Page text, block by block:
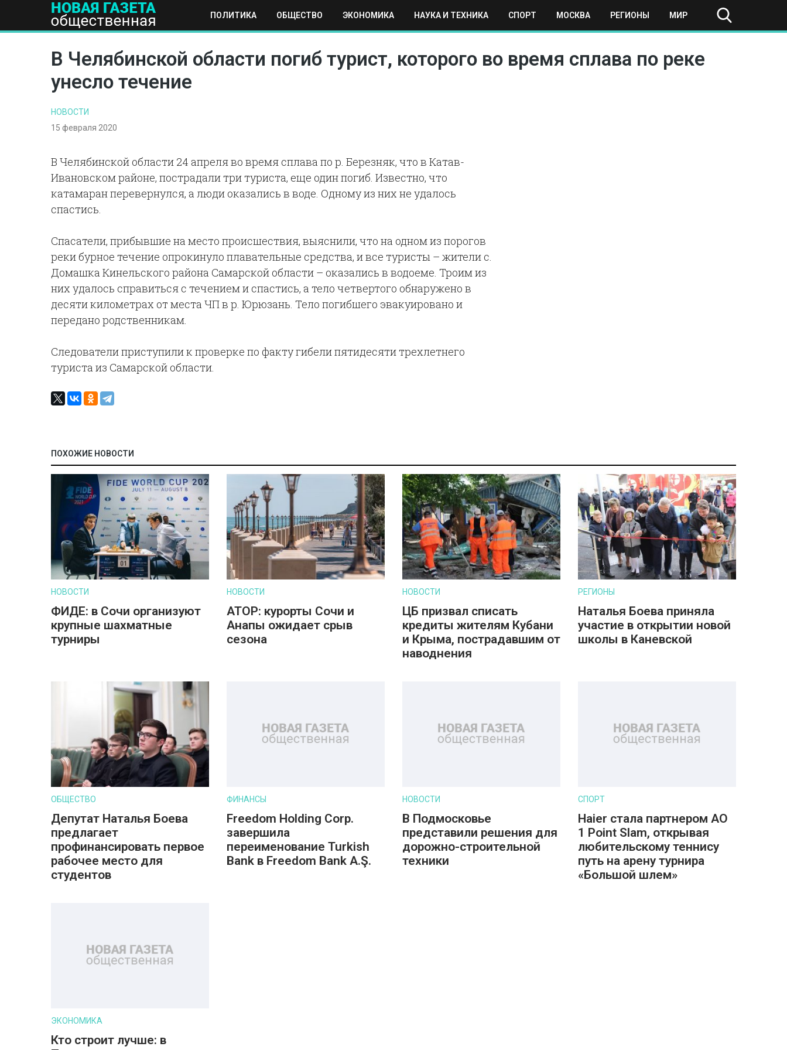
ПОЛИТИКА ОБЩЕСТВО ЭКОНОМИКА НАУКА И ТЕХНИКА СПОРТ МОСКВА РЕГИОНЫ МИР
ПОЛИТИКА ОБЩЕСТВО ЭКОНОМИКА НАУКА И ТЕХНИКА СПОРТ МОСКВА РЕГИОНЫ МИР
В Челябинской области погиб турист, которого во время сплава по реке
унесло течение
НОВОСТИ
15 февраля 2020
В Челябинской области 24 апреля во время сплава по р. Березняк, что в Катав-
Ивановском районе, пострадали три туриста, еще один погиб. Известно, что
катамаран перевернулся, а люди оказались в воде. Одному из них не удалось
спастись.
Спасатели, прибывшие на место происшествия, выяснили, что на одном из порогов
реки бурное течение опрокинуло плавательные средства, и все туристы – жители с.
Домашка Кинельского района Самарской области – оказались в водоеме. Троим из
них удалось справиться с течением и спастись, а тело четвертого обнаружено в
десяти километрах от места ЧП в р. Юрюзань. Тело погибшего эвакуировано и
передано родственникам.
Следователи приступили к проверке по факту гибели пятидесяти трехлетнего
туриста из Самарской области.
ПОХОЖИЕ НОВОСТИ
НОВОСТИ
ФИДЕ: в Сочи организуют
крупные шахматные
турниры
НОВОСТИ
АТОР: курорты Сочи и
Анапы ожидает срыв
сезона
НОВОСТИ
ЦБ призвал списать
кредиты жителям Кубани
и Крыма, пострадавшим от
наводнения
РЕГИОНЫ
Наталья Боева приняла
участие в открытии новой
школы в Каневской
ОБЩЕСТВО
Депутат Наталья Боева
предлагает
профинансировать первое
рабочее место для
студентов
ФИНАНСЫ
Freedom Holding Corp.
завершила
переименование Turkish
Bank в Freedom Bank A.Ş.
НОВОСТИ
В Подмосковье
представили решения для
дорожно-строительной
техники
СПОРТ
Haier стала партнером AO
1 Point Slam, открывая
любительскому теннису
путь на арену турнира
«Большой шлем»
ЭКОНОМИКА
Кто строит лучше: в